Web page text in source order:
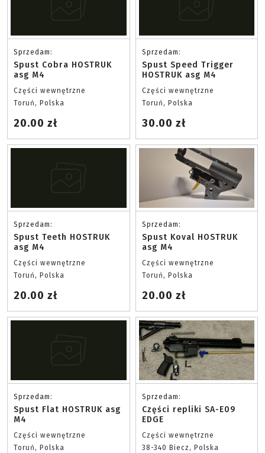
Sprzedam:
Spust Cobra HOSTRUK
asg M4
Części wewnętrzne
Toruń, Polska
20.00 zł
Sprzedam:
Spust Speed Trigger
HOSTRUK asg M4
Części wewnętrzne
Toruń, Polska
30.00 zł
Sprzedam:
Spust Teeth HOSTRUK
asg M4
Części wewnętrzne
Toruń, Polska
20.00 zł
Sprzedam:
Spust Koval HOSTRUK
asg M4
Części wewnętrzne
Toruń, Polska
20.00 zł
Sprzedam:
Spust Flat HOSTRUK asg
M4
Części wewnętrzne
Toruń, Polska
Sprzedam:
Części repliki SA-E09
EDGE
Części wewnętrzne
38-340 Biecz, Polska